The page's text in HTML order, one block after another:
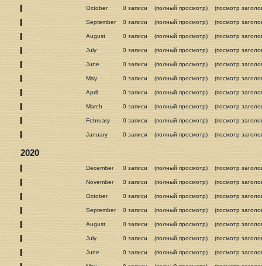
October 0 записи (полный просмотр) (посмотр
September 0 записи (полный просмотр) (посмотр
August 0 записи (полный просмотр) (посмотр
July 0 записи (полный просмотр) (посмотр
June 0 записи (полный просмотр) (посмотр
May 0 записи (полный просмотр) (посмотр
April 0 записи (полный просмотр) (посмотр
March 0 записи (полный просмотр) (посмотр
February 0 записи (полный просмотр) (посмотр
January 0 записи (полный просмотр) (посмотр
2020
December 0 записи (полный просмотр) (посмотр
November 0 записи (полный просмотр) (посмотр
October 0 записи (полный просмотр) (посмотр
September 0 записи (полный просмотр) (посмотр
August 0 записи (полный просмотр) (посмотр
July 0 записи (полный просмотр) (посмотр
June 0 записи (полный просмотр) (посмотр